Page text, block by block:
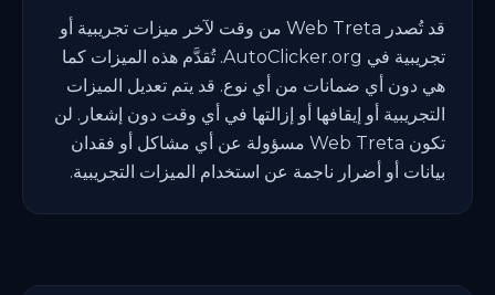
قد تُصدر Web Treta من وقت لآخر ميزات تجريبية أو
تجريبية في AutoClicker.org. تُقدَّم هذه الميزات كما
هي دون أي ضمانات من أي نوع. قد يتم تعديل الميزات
التجريبية أو إيقافها أو إزالتها في أي وقت دون إشعار. لن
تكون Web Treta مسؤولة عن أي مشاكل أو فقدان
بيانات أو أضرار ناجمة عن استخدام الميزات التجريبية.